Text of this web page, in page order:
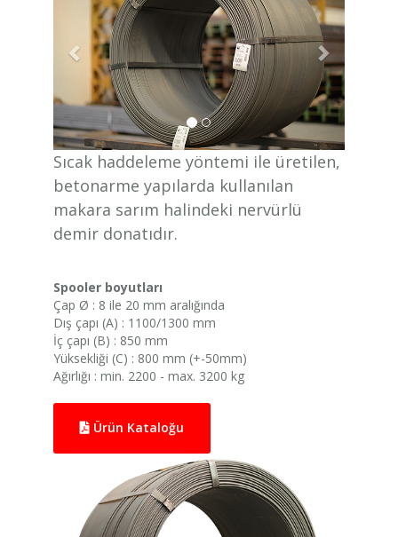
Sıcak haddeleme yöntemi ile üretilen,
betonarme yapılarda kullanılan
makara sarım halindeki nervürlü
demir donatıdır.
Spooler boyutları
Çap Ø : 8 ile 20 mm aralığında
Dış çapı (A) : 1100/1300 mm
İç çapı (B) : 850 mm
Yüksekliği (C) : 800 mm (+-50mm)
Ağırlığı : min. 2200 - max. 3200 kg
Ürün Kataloğu